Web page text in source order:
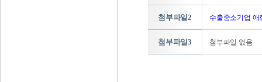
첨부파일2 수출중소기업 애
첨부파일3 첨부파일 없음